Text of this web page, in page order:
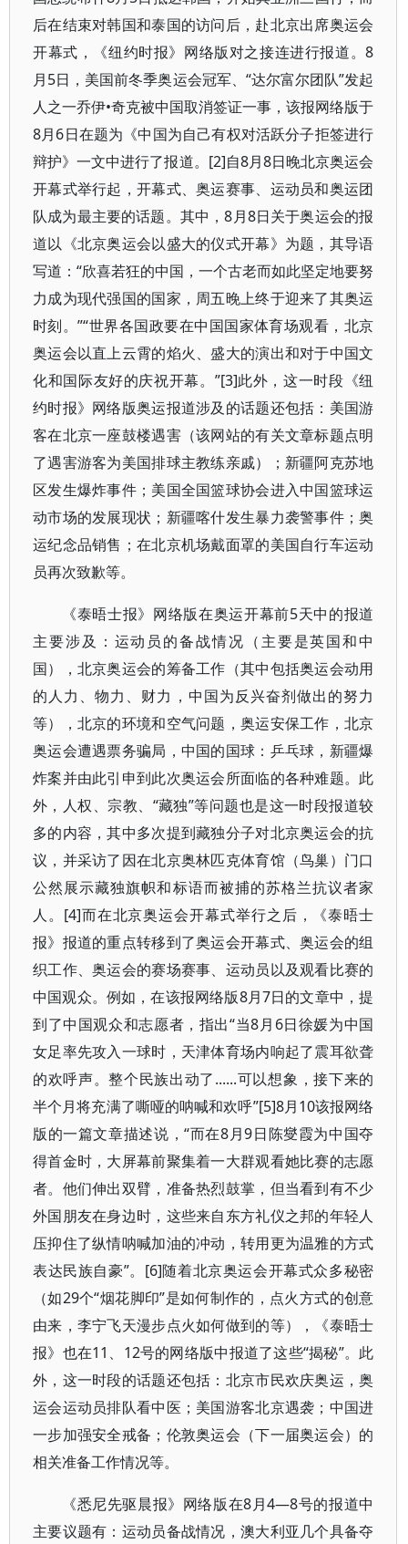
后在结束对韩国和泰国的访问后，赴北京出席奥运会
开幕式，《纽约时报》网络版对之接连进行报道。8
月5日，美国前冬季奥运会冠军、“达尔富尔团队”发起
人之一乔伊•奇克被中国取消签证一事，该报网络版于
8月6日在题为《中国为自己有权对活跃分子拒签进行
辩护》一文中进行了报道。[2]自8月8日晚北京奥运会
开幕式举行起，开幕式、奥运赛事、运动员和奥运团
队成为最主要的话题。其中，8月8日关于奥运会的报
道以《北京奥运会以盛大的仪式开幕》为题，其导语
写道：“欣喜若狂的中国，一个古老而如此坚定地要努
力成为现代强国的国家，周五晚上终于迎来了其奥运
时刻。”“世界各国政要在中国国家体育场观看，北京
奥运会以直上云霄的焰火、盛大的演出和对于中国文
化和国际友好的庆祝开幕。”[3]此外，这一时段《纽
约时报》网络版奥运报道涉及的话题还包括：美国游
客在北京一座鼓楼遇害（该网站的有关文章标题点明
了遇害游客为美国排球主教练亲戚）；新疆阿克苏地
区发生爆炸事件；美国全国篮球协会进入中国篮球运
动市场的发展现状；新疆喀什发生暴力袭警事件；奥
运纪念品销售；在北京机场戴面罩的美国自行车运动
员再次致歉等。
《泰晤士报》网络版在奥运开幕前5天中的报道
主要涉及：运动员的备战情况（主要是英国和中
国），北京奥运会的筹备工作（其中包括奥运会动用
的人力、物力、财力，中国为反兴奋剂做出的努力
等），北京的环境和空气问题，奥运安保工作，北京
奥运会遭遇票务骗局，中国的国球：乒乓球，新疆爆
炸案并由此引申到此次奥运会所面临的各种难题。此
外，人权、宗教、“藏独”等问题也是这一时段报道较
多的内容，其中多次提到藏独分子对北京奥运会的抗
议，并采访了因在北京奥林匹克体育馆（鸟巢）门口
公然展示藏独旗帜和标语而被捕的苏格兰抗议者家
人。[4]而在北京奥运会开幕式举行之后，《泰晤士
报》报道的重点转移到了奥运会开幕式、奥运会的组
织工作、奥运会的赛场赛事、运动员以及观看比赛的
中国观众。例如，在该报网络版8月7日的文章中，提
到了中国观众和志愿者，指出“当8月6日徐媛为中国
女足率先攻入一球时，天津体育场内响起了震耳欲聋
的欢呼声。整个民族出动了......可以想象，接下来的
半个月将充满了嘶哑的呐喊和欢呼”[5]8月10该报网络
版的一篇文章描述说，“而在8月9日陈燮霞为中国夺
得首金时，大屏幕前聚集着一大群观看她比赛的志愿
者。他们伸出双臂，准备热烈鼓掌，但当看到有不少
外国朋友在身边时，这些来自东方礼仪之邦的年轻人
压抑住了纵情呐喊加油的冲动，转用更为温雅的方式
表达民族自豪”。[6]随着北京奥运会开幕式众多秘密
（如29个“烟花脚印”是如何制作的，点火方式的创意
由来，李宁飞天漫步点火如何做到的等），《泰晤士
报》也在11、12号的网络版中报道了这些“揭秘”。此
外，这一时段的话题还包括：北京市民欢庆奥运，奥
运会运动员排队看中医；美国游客北京遇袭；中国进
一步加强安全戒备；伦敦奥运会（下一届奥运会）的
相关准备工作情况等。
《悉尼先驱晨报》网络版在8月4—8号的报道中
主要议题有：运动员备战情况，澳大利亚几个具备夺